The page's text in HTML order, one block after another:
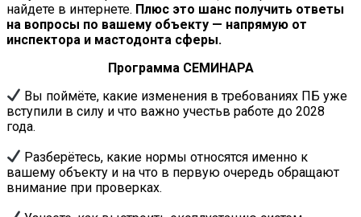
найдете в интернете. Плюс это шанс получить ответы
на вопросы по вашему объекту — напрямую от
инспектора и мастодонта сферы.
Программа СЕМИНАРА
Вы поймёте, какие изменения в требованиях ПБ уже
вступили в силу и что важно учестьв работе до 2028
года.
Разберётесь, какие нормы относятся именно к
вашему объекту и на что в первую очередь обращают
внимание при проверках.